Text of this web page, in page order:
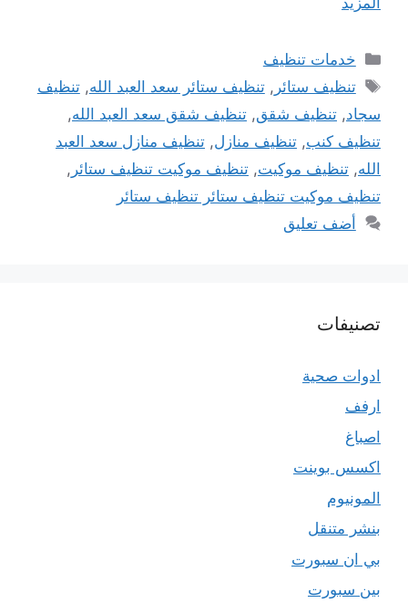
التصنيفات
خدمات تنظيف
الوسوم
تنظيف ستائر ,تنظيف ستائر سعد العبد الله,تنظيف
سجاد, تنظيف شقق, تنظيف شقق سعد العبد الله,
تنظيف كنب, تنظيف منازل, تنظيف منازل سعد العبد
الله, تنظيف موكيت, تنظيف موكيت تنظيف ستائر ,
تنظيف موكيت تنظيف ستائر تنظيف ستائر
أضف تعليق
تصنيفات
ادوات صحية
ارفف
اصباغ
اكسس بوينت
المونيوم
بنشر متنقل
بي ان سبورت
بين سبورت